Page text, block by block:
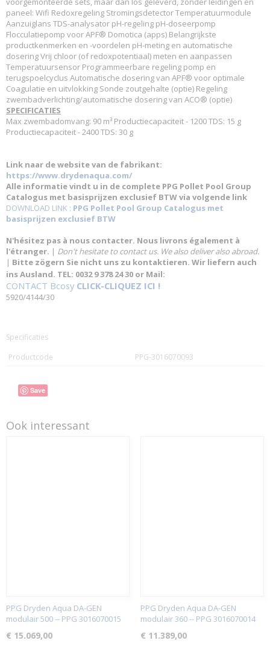
paneel: Wifi Redoxregeling Stromingsdetector Temperatuurmodule
Aanzuiglans TDS-analysator pH-regeling pH-doseerpomp
Flocculatiepomp voor APF® Domotica (apps) Belangrijkste
productkenmerken en -voordelen pH-meting en automatische
dosering Vrij chloor (of redoxpotentiaal) meten en aanpassen
Temperatuursensor Programmeerbare regeling pomp en
terugspoelcyclus Automatische dosering van APF® voor optimale
Coagulatie en uitvlokking Sonde zoutgehalte (optie) Regeling
zwembadverlichting/automatische dosering van ACO® (optie)
SPECIFICATIES
Max zwembadomvang: 90 m³ Productiecapaciteit - 1200 TDS: 15 g
Productiecapaciteit - 2400 TDS: 30 g
Link naar de website van de fabrikant:
https://www.drydenaqua.com/
Alle informatie vindt u in de complete PPG Pollet Pool Group
Catalogus met basisprijzen exclusief BTW via volgende link
DOWNLOAD LINK : PPG Pollet Pool Group Catalogus met
basisprijzen exclusief BTW
N'hésitez pas à nous contacter. Nous livrons également à
l'étranger. | Don't hesitate to contact us. We also deliver also abroad.
| Bitte zögern Sie nicht uns zu kontaktieren. Wir liefern auch
ins Ausland. TEL: 0032 9 378 24 30 or Mail:
CONTACT Bcosy CLICK-CLIQUEZ ICI !
5920/4144/30
Specificaties
Productcode
PPG-3016070093
Save
Ook interessant
PPG Dryden Aqua DA-GEN
modulair 500 -- PPG 3016070015
€ 15.069,00
PPG Dryden Aqua DA-GEN
modulair 360 -- PPG 3016070014
€ 11.389,00